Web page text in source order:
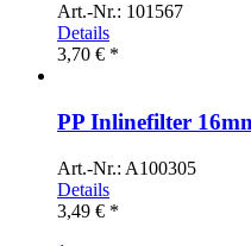
Art.-Nr.: 101567
Details
3,70 € *
PP Inlinefilter
Art.-Nr.: A100305
Details
3,49 € *